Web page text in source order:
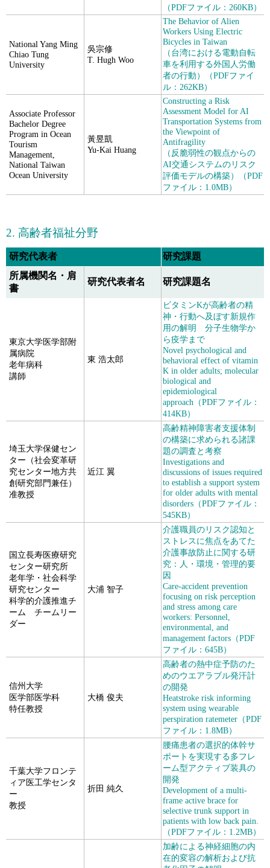
（PDFファイル：260KB）
National Yang Ming
Chiao Tung
University
吳宗修
T. Hugh Woo
The Behavior of Alien
Workers Using Electric
Bicycles in Taiwan
（台湾における電動自転
車を利用する外国人労働
者の行動）（PDFファイ
ル：262KB）
Associate Professor
Bachelor Degree
Program in Ocean
Tourism
Management,
National Taiwan
Ocean University
黃昱凱
Yu-Kai Huang
Constructing a Risk
Assessment Model for AI
Transportation Systems from
the Viewpoint of
Antifragility
（反脆弱性の観点からの
AI交通システムのリスク
評価モデルの構築）（PDF
ファイル：1.0MB）
2. 高齢者福祉分野
研究代表者
研究課題
所属機関名・肩
書
研究代表者名 研究課題名
東京大学医学部附
属病院
老年病科
講師
東 浩太郎
ビタミンKが高齢者の精
神・行動へ及ぼす新規作
用の解明 分子生物学か
ら疫学まで
Novel psychological and
behavioral effect of vitamin
K in older adults; molecular
biological and
epidemiological
approach（PDFファイル：
414KB）
埼玉大学保健セン
ター（社会変革研
究センター地方共
創研究部門兼任）
准教授
近江 翼
高齢精神障害者支援体制
の構築に求められる諸課
題の調査と考察
Investigations and
discussions of issues required
to establish a support system
for older adults with mental
disorders（PDFファイル：
545KB）
国立長寿医療研究
センター研究所
老年学・社会科学
研究センター
科学的介護推進チ
ーム チームリー
ダー
大浦 智子
介護職員のリスク認知と
ストレスに焦点をあてた
介護事故防止に関する研
究：人・環境・管理的要
因
Care-accident prevention
focusing on risk perception
and stress among care
workers: Personnel,
environmental, and
management factors（PDF
ファイル：645B）
信州大学
医学部医学科
特任教授
大橋 俊夫
高齢者の熱中症予防のた
めのウエアラブル発汗計
の開発
Heatstroke risk informing
system using wearable
perspiration ratemeter（PDF
ファイル：1.8MB）
千葉大学フロンテ
ィア医工学センタ
ー
教授
折田 純久
腰痛患者の選択的体幹サ
ポートを実現する多フレ
ーム型アクティブ装具の
開発
Development of a multi-
frame active brace for
selective trunk support in
patients with low back pain.
（PDFファイル：1.2MB）
加齢による神経細胞の内
在的変容の解析および抗